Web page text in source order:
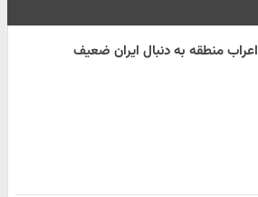
اعراب منطقه به دنبال ایران ضعیف